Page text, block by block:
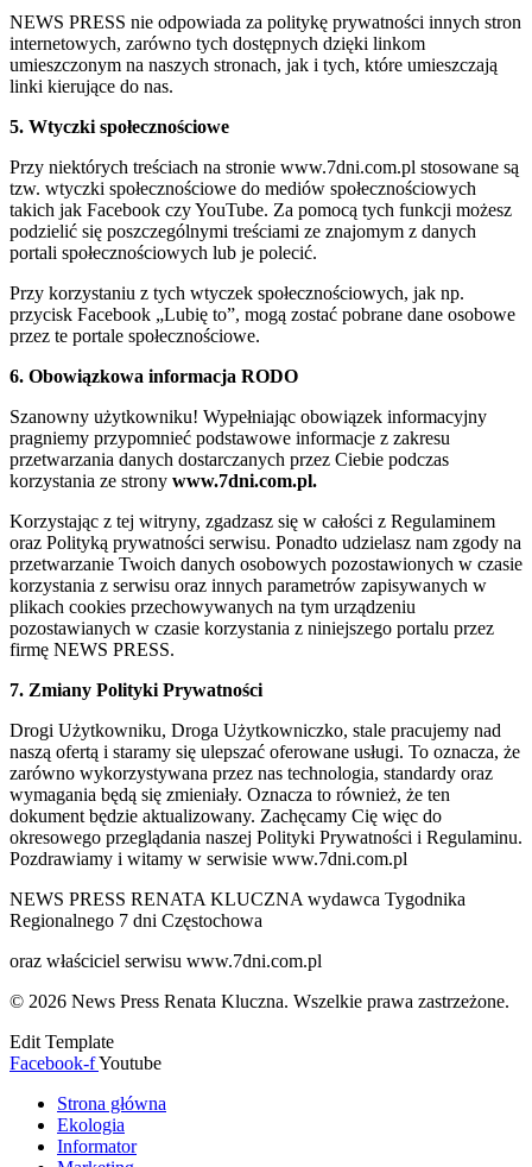
NEWS PRESS nie odpowiada za politykę prywatności innych stron
internetowych, zarówno tych dostępnych dzięki linkom
umieszczonym na naszych stronach, jak i tych, które umieszczają
linki kierujące do nas.
5. Wtyczki społecznościowe
Przy niektórych treściach na stronie www.7dni.com.pl stosowane są
tzw. wtyczki społecznościowe do mediów społecznościowych
takich jak Facebook czy YouTube. Za pomocą tych funkcji możesz
podzielić się poszczególnymi treściami ze znajomym z danych
portali społecznościowych lub je polecić.
Przy korzystaniu z tych wtyczek społecznościowych, jak np.
przycisk Facebook „Lubię to”, mogą zostać pobrane dane osobowe
przez te portale społecznościowe.
6. Obowiązkowa informacja RODO
Szanowny użytkowniku! Wypełniając obowiązek informacyjny
pragniemy przypomnieć podstawowe informacje z zakresu
przetwarzania danych dostarczanych przez Ciebie podczas
korzystania ze strony www.7dni.com.pl.
Korzystając z tej witryny, zgadzasz się w całości z Regulaminem
oraz Polityką prywatności serwisu. Ponadto udzielasz nam zgody na
przetwarzanie Twoich danych osobowych pozostawionych w czasie
korzystania z serwisu oraz innych parametrów zapisywanych w
plikach cookies przechowywanych na tym urządzeniu
pozostawianych w czasie korzystania z niniejszego portalu przez
firmę NEWS PRESS.
7. Zmiany Polityki Prywatności
Drogi Użytkowniku, Droga Użytkowniczko, stale pracujemy nad
naszą ofertą i staramy się ulepszać oferowane usługi. To oznacza, że
zarówno wykorzystywana przez nas technologia, standardy oraz
wymagania będą się zmieniały. Oznacza to również, że ten
dokument będzie aktualizowany. Zachęcamy Cię więc do
okresowego przeglądania naszej Polityki Prywatności i Regulaminu.
Pozdrawiamy i witamy w serwisie www.7dni.com.pl
NEWS PRESS RENATA KLUCZNA wydawca Tygodnika
Regionalnego 7 dni Częstochowa
oraz właściciel serwisu www.7dni.com.pl
© 2026 News Press Renata Kluczna. Wszelkie prawa zastrzeżone.
Edit Template
Facebook-fYoutube
Strona główna
Ekologia
Informator